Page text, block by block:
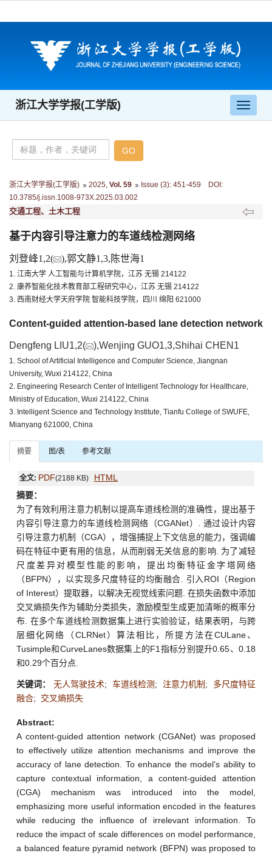
导
航
浙江大学学报(工学版)
浙江大学学报(工学版) 2025 Vol. 59 Issue (3): 451-459 DOI:
10.3785/j.issn.1008-973X.2025.03.002
交通工程、土木工程
基于内容引导注意力的车道线检测网络
刘登峰1,2( ),郭文静1,3,陈世海1
1. 江南大学 人工智能与计算机学院，江苏 无锡 214122
2. 康养智能化技术教育部工程研究中心，江苏 无锡 214122
3. 西南财经大学天府学院 智能科技学院，四川 绵阳 621000
Content-guided attention-based lane detection network
Dengfeng LIU1,2( ),Wenjing GUO1,3,Shihai CHEN1
1. School of Artificial Intelligence and Computer Science, Jiangnan
University, Wuxi 214122, China
2. Engineering Research Center of Intelligent Technology for Healthcare,
Ministry of Education, Wuxi 214122, China
3. Intelligent Science and Technology Institute, Tianfu College of SWUFE,
Mianyang 621000, China
摘要 图/表 参考文献
全文: PDF(2188 KB) HTML
摘要：
为了有效利用注意力机制以提高车道线检测的准确性，提出基于
内容引导注意力的车道线检测网络（CGANet）. 通过设计内容
引导注意力机制（CGA），增强捕捉上下文信息的能力，强调编
码在特征中更有用的信息，从而削弱无关信息的影响. 为了减轻
尺度差异对模型性能的影响，提出均衡特征金字塔网络
（BFPN），以实现多尺度特征的均衡融合. 引入ROI（Region
of Interest）提取器，以解决无视觉线索问题. 在损失函数中添加
交叉熵损失作为辅助分类损失，激励模型生成更加清晰的概率分
布. 在多个车道线检测数据集上进行实验验证，结果表明，与跨
层细化网络（CLRNet）算法相比，所提方法在CULane、
Tusimple和CurveLanes数据集上的F1指标分别提升0.65、0.18
和0.29个百分点.
关键词： 无人驾驶技术; 车道线检测 ; 注意力机制 ; 多尺度特征
融合; 交叉熵损失
Abstract:
A content-guided attention network (CGANet) was proposed
to effectively utilize attention mechanisms and improve the
accuracy of lane detection. To enhance the model’s ability to
capture contextual information, a content-guided attention
(CGA) mechanism was introduced into the model,
emphasizing more useful information encoded in the features
while reducing the influence of irrelevant information. To
reduce the impact of scale differences on model performance,
a balanced feature pyramid network (BFPN) was proposed to